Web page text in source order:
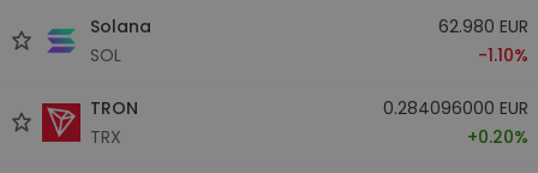
Solana
SOL
62.980 EUR
-1.10%
TRON
TRX
0.284096000 EUR
+0.20%